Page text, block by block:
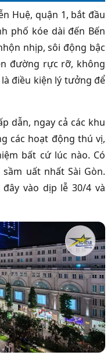
Huệ, quận 1, bắt đầu
phố kóe dài đến Bến
nhịp, sôi động bậc
đường rực rỡ, không
điều kiện lý tưởng để
dẫn, ngay cả các khu
các hoạt động thú vị,
bất cứ lúc nào. Có
uất nhất Sài Gòn.
vào dịp lễ 30/4 và